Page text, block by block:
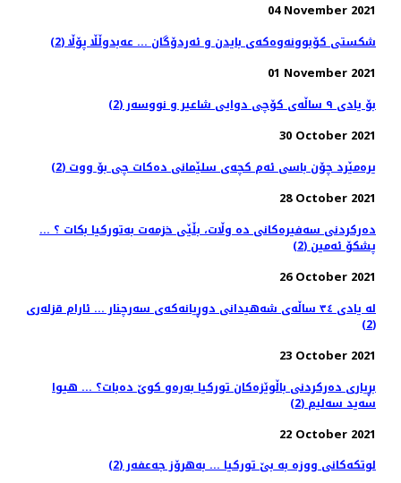
04 November 2021
شکستی کۆبوونەوەکەی بایدن و ئەردۆگان ... عەبدوڵڵا پۆڵا (2)
01 November 2021
بۆ یادی ٩ ساڵەی کۆچی دوایی شاعیر و نووسەر (2)
30 October 2021
یرەمێرد چۆن باسی ئەم كچەی سلێمانی دەكات چی بۆ ووت (2)
28 October 2021
دەرکردنی سەفیرەکانی دە وڵات، بڵێی خزمەت بەتورکیا بکات ؟ ...
پشکۆ ئەمین (2)
26 October 2021
لە یادی ۳٤ ساڵەی شەهیدانی دوڕیانەکەی سەرچنار ... ئارام قزلەری
(2)
23 October 2021
بڕیاری دەرکردنی باڵوێزەکان تورکیا بەرەو کوێ دەبات؟ ... هیوا
سەید سەلیم (2)
22 October 2021
لوتکەکانی ووزە بە بێ تورکیا ... بەهرۆز جەعفەر (2)